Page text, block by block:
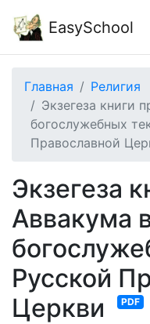
EasySchool
Главная
Религия
Экзегеза книги
богослужебных
Православной
Экзегеза
Аввакума
Русской
Церкви
PDF